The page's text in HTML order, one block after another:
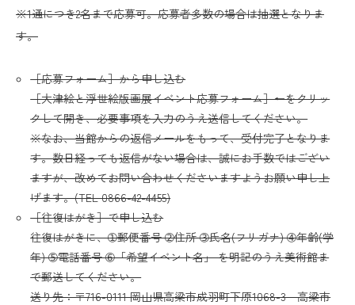
※1通につき2名まで応募可。応募者多数の場合は抽選となりま
す。
［応募フォーム］から申し込む
［大津絵と浮世絵版画展イベント応募フォーム］←をクリッ
クして開き、必要事項を入力のうえ送信してください。
※なお、当館からの返信メールをもって、受付完了となりま
す。数日経っても返信がない場合は、誠にお手数ではござい
ますが、改めてお問い合わせくださいますようお願い申し上
げます。(TEL 0866-42-4455)
［往復はがき］で申し込む
往復はがきに、➀郵便番号 ➁住所 ➂氏名(フリガナ) ➃年齢(学
年) ➄電話番号 ➅「希望イベント名」 を明記のうえ美術館ま
で郵送してください。
送り先：〒716-0111 岡山県高梁市成羽町下原1068-3 高梁市